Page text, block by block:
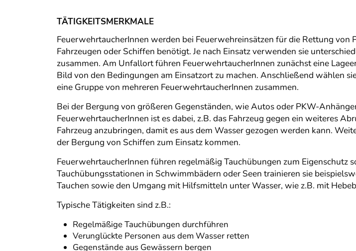
TÄTIGKEITSMERKMALE
FeuerwehrtaucherInnen werden bei Feuerwehreinsätzen für die Rettung
Fahrzeugen oder Schiffen benötigt. Je nach Einsatz verwenden sie
zusammen. Am Unfallort führen FeuerwehrtaucherInnen zunächst eine
Bild von den Bedingungen am Einsatzort zu machen. Anschließend wählen
eine Gruppe von mehreren FeuerwehrtaucherInnen zusammen.
Bei der Bergung von größeren Gegenständen, wie Autos oder PKW-
FeuerwehrtaucherInnen ist es dabei, z.B. das Fahrzeug gegen ein weiteres
Fahrzeug anzubringen, damit es aus dem Wasser gezogen werden kann.
der Bergung von Schiffen zum Einsatz kommen.
FeuerwehrtaucherInnen führen regelmäßig Tauchübungen zum Eigenschutz
Tauchübungsstationen in Schwimmbädern oder Seen trainieren sie
Tauchen sowie den Umgang mit Hilfsmitteln unter Wasser, wie z.B. mit
Typische Tätigkeiten sind z.B.:
Regelmäßige Tauchübungen durchführen
Verunglückte Personen aus dem Wasser retten
Gegenstände aus Gewässern bergen